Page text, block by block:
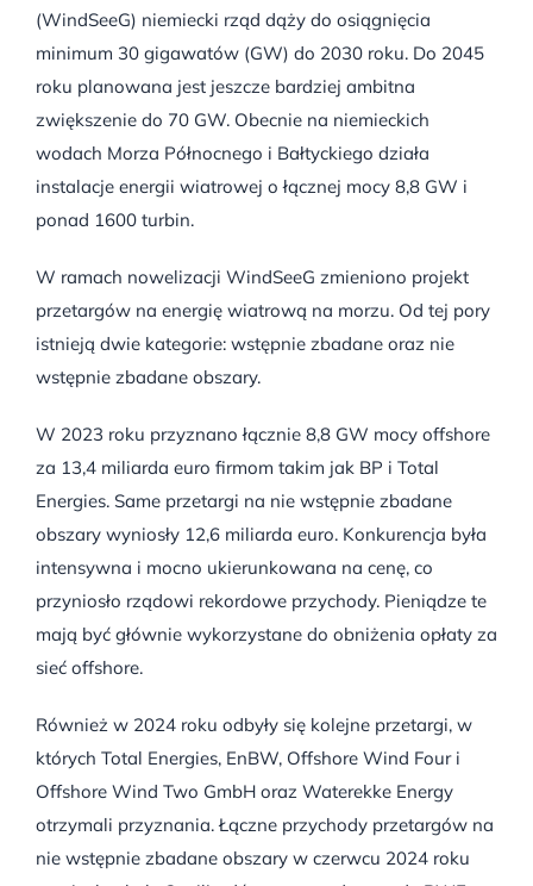
(WindSeeG) niemiecki rząd dąży do osiągnięcia
minimum 30 gigawatów (GW) do 2030 roku. Do 2045
roku planowana jest jeszcze bardziej ambitna
zwiększenie do 70 GW. Obecnie na niemieckich
wodach Morza Północnego i Bałtyckiego działa
instalacje energii wiatrowej o łącznej mocy 8,8 GW i
ponad 1600 turbin.
W ramach nowelizacji WindSeeG zmieniono projekt
przetargów na energię wiatrową na morzu. Od tej pory
istnieją dwie kategorie: wstępnie zbadane oraz nie
wstępnie zbadane obszary.
W 2023 roku przyznano łącznie 8,8 GW mocy offshore
za 13,4 miliarda euro firmom takim jak BP i Total
Energies. Same przetargi na nie wstępnie zbadane
obszary wyniosły 12,6 miliarda euro. Konkurencja była
intensywna i mocno ukierunkowana na cenę, co
przyniosło rządowi rekordowe przychody. Pieniądze te
mają być głównie wykorzystane do obniżenia opłaty za
sieć offshore.
Również w 2024 roku odbyły się kolejne przetargi, w
których Total Energies, EnBW, Offshore Wind Four i
Offshore Wind Two GmbH oraz Waterekke Energy
otrzymali przyznania. Łączne przychody przetargów na
nie wstępnie zbadane obszary w czerwcu 2024 roku